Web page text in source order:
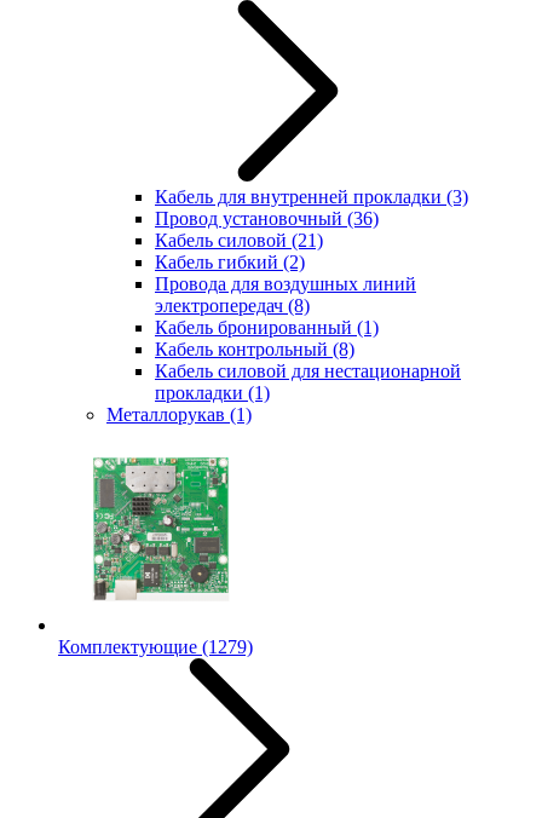
Кабель для внутренней прокладки (3)
Провод установочный (36)
Кабель силовой (21)
Кабель гибкий (2)
Провода для воздушных линий
электропередач (8)
Кабель бронированный (1)
Кабель контрольный (8)
Кабель силовой для нестационарной
прокладки (1)
Металлорукав (1)
Комплектующие (1279)